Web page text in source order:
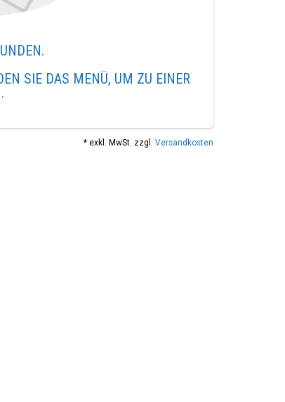
SIE DAS MENÜ, UM ZU EINER
* exkl. MwSt. zzgl. Versandkosten